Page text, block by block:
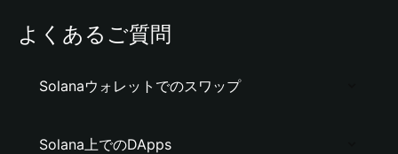
よくあるご質問
Solanaウォレットでのスワップ
Solana上でのDApps